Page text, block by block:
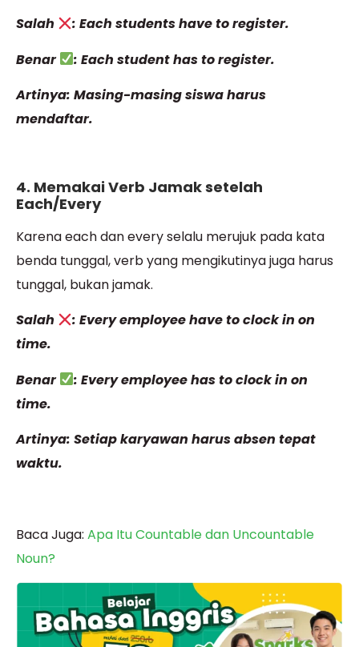
Salah
: Each students have to register.
Benar
: Each student has to register.
Artinya: Masing-masing siswa harus
mendaftar.
4. Memakai Verb Jamak setelah
Each/Every
Karena each dan every selalu merujuk pada kata
benda tunggal, verb yang mengikutinya juga harus
tunggal, bukan jamak.
Salah
: Every employee have to clock in on
time.
Benar
: Every employee has to clock in on
time.
Artinya: Setiap karyawan harus absen tepat
waktu.
Baca Juga: Apa Itu Countable dan Uncountable
Noun?